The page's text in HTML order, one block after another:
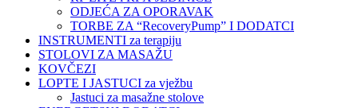
ODJEĆA ZA OPORAVAK
TORBE ZA “RecoveryPump” I DODATCI
INSTRUMENTI za terapiju
STOLOVI ZA MASAŽU
KOVČEZI
LOPTE I JASTUCI za vježbu
Jastuci za masažne stolove